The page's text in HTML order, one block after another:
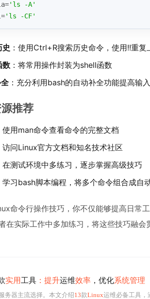
'ls -A'
'ls -CF'
：使用Ctrl+R搜索历史命令，使用!!重复
数 ：将常用操作封装为shell函数
：充分利用bash的自动补全功能提高输
推荐
使用man命令查看命令的完整文档
访问Linux官方文档和知名技术社区
在测试环境中多练习，逐步掌握高级技巧
学习bash脚本编程，将多个命令组合成自
命令行操作技巧，你不仅能够提高日常
在实际工作中多加练习，将这些技巧融
实用 工具 ：提升运维效率 ，优化系统管理
务器主流选择。本文介绍13款Linux运维必备工具，涵盖远程登录、